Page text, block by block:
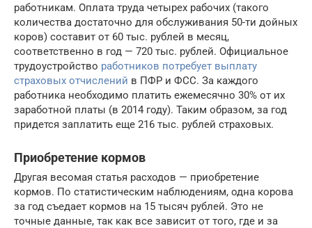
работникам. Оплата труда четырех рабочих (такого
количества достаточно для обслуживания 50-ти дойных
коров) составит от 60 тыс. рублей в месяц,
соответственно в год — 720 тыс. рублей. Официальное
трудоустройство работников потребует выплату
страховых отчислений в ПФР и ФСС. За каждого
работника необходимо платить ежемесячно 30% от их
заработной платы (в 2014 году). Таким образом, за год
придется заплатить еще 216 тыс. рублей страховых.
Приобретение кормов
Другая весомая статья расходов — приобретение
кормов. По статистическим наблюдениям, одна корова
за год съедает кормов на 15 тысяч рублей. Это не
точные данные, так как все зависит от того, где и за